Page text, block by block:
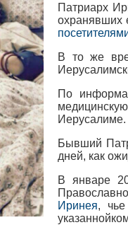
Патриарх
охранявших
В то же
По
Иерусалиме.
Бывший
дней, как
В январе
Иринея,